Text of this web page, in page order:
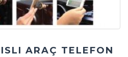
ARAÇ TELEFON